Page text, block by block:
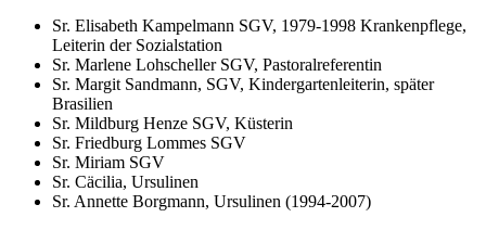
Sr. Elisabeth Kampelmann SGV, 1979-1998 Krankenpflege,
Leiterin der Sozialstation
Sr. Marlene Lohscheller SGV, Pastoralreferentin
Sr. Margit Sandmann, SGV, Kindergartenleiterin, später
Brasilien
Sr. Mildburg Henze SGV, Küsterin
Sr. Friedburg Lommes SGV
Sr. Miriam SGV
Sr. Cäcilia, Ursulinen
Sr. Annette Borgmann, Ursulinen (1994-2007)